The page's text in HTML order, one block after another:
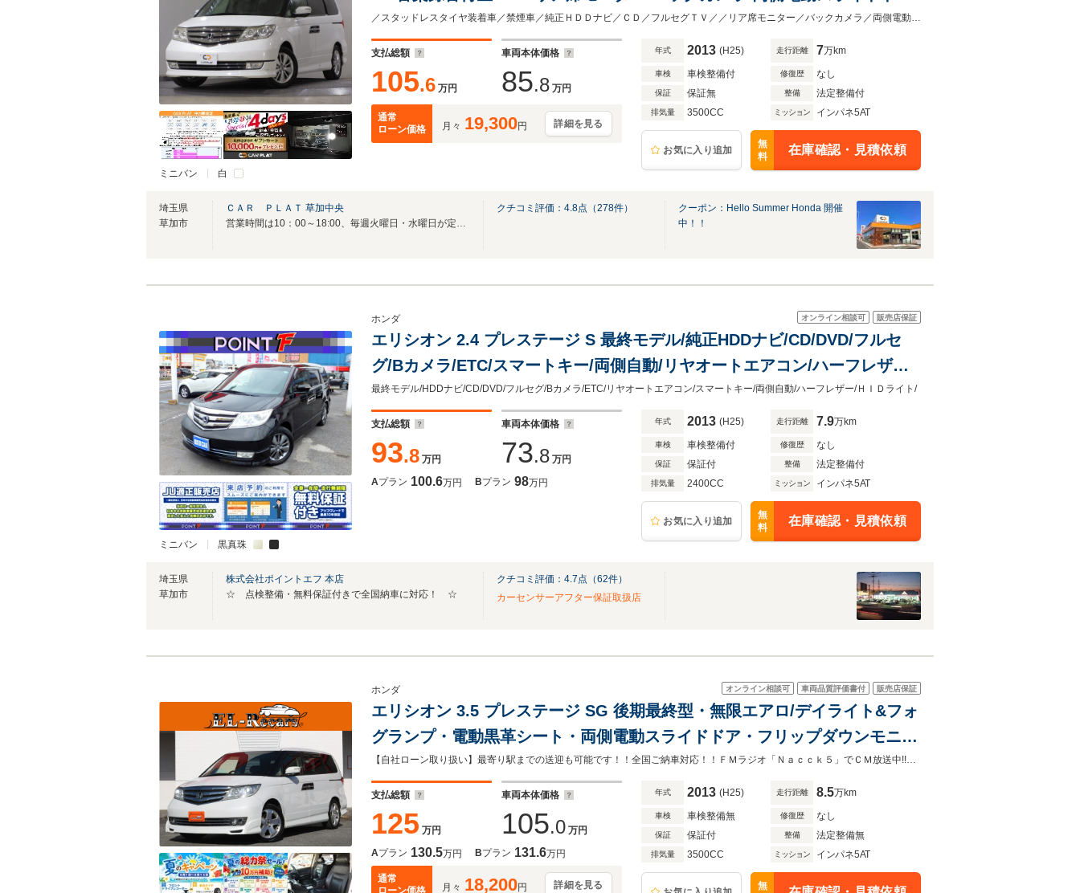
ミニバン 白
シートヒーター/横滑り防止装置/スマートキー/RR1用純正17インチAW
／スタッドレスタイヤ装着車／禁煙車／純正ＨＤＤナビ／ＣＤ／フルセグＴＶ／／リア席モニター／バックカメラ／両側電動スライドドア／シートヒーター／横滑り防止装置／スマートキー／
支払総額
105.6 万円
車両本体価格
85.8 万円
通常
ローン価格
月々 19,300円 詳細を見る
年式 2013 (H25) 走行距離 7万km
車検 車検整備付 修復歴 なし
保証 保証無 整備 法定整備付
排気量 3500CC ミッション インパネ5AT
お気に入り追加
無
料
在庫確認・見積依頼
埼玉県
草加市
ＣＡＲ ＰＬＡＴ 草加中央
営業時間は10：00～18:00、毎週火曜日・水曜日が定休日となっております。
クチコミ評価： 4.8点（278件）
クーポン：Hello Summer Honda 開催
中！！
ミニバン 黒真珠
オンライン相談可 販売店保証
ホンダ
エリシオン 2.4 プレステージ S 最終モデル/純正HDDナビ/CD/DVD/フルセ
グ/Bカメラ/ETC/スマートキー/両側自動/リヤオートエアコン/ハーフレザ
ー/HIDライト/フォグ
最終モデル/HDDナビ/CD/DVD/フルセグ/Bカメラ/ETC/リヤオートエアコン/スマートキー/両側自動/ハーフレザー/ＨＩＤライト/
支払総額
93.8 万円
車両本体価格
73.8 万円
Aプラン 100.6万円 Bプラン 98万円
年式 2013 (H25) 走行距離 7.9万km
車検 車検整備付 修復歴 なし
保証 保証付 整備 法定整備付
排気量 2400CC ミッション インパネ5AT
お気に入り追加
無
料
在庫確認・見積依頼
埼玉県
草加市
株式会社ポイントエフ 本店
☆ 点検整備・無料保証付きで全国納車に対応！ ☆
クチコミ評価： 4.7点（62件）
カーセンサーアフター保証取扱店
オンライン相談可 車両品質評価書付 販売店保証
ホンダ
エリシオン 3.5 プレステージ SG 後期最終型・無限エアロ/デイライト&フォ
グランプ・電動黒革シート・両側電動スライドドア・フリップダウンモニタ
ー・バックカメラ・HDDナビ・地デジ視聴・シートヒーター・ミュージック
サーバー・スマートキー
【自社ローン取り扱い】最寄り駅までの送迎も可能です！！全国ご納車対応！！ＦＭラジオ「Ｎａｃｃｋ５」でＣＭ放送中!!創業11周年記念☆本年度自動車税・消費税も込みの総額プライス!!
支払総額
125 万円
車両本体価格
105.0 万円
Aプラン 130.5万円 Bプラン 131.6万円
通常
ローン価格
月々 18,200円 詳細を見る
年式 2013 (H25) 走行距離 8.5万km
車検 車検整備無 修復歴 なし
保証 保証付 整備 法定整備無
排気量 3500CC ミッション インパネ5AT
無